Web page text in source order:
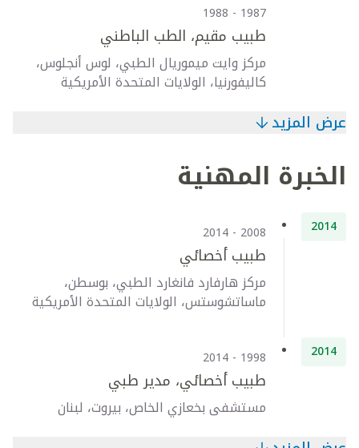
1987 - 1988
طبيب مقيم، الطب الباطني
مركز وايت ميموريال الطبي، لوس أنجلوس،
كاليفورنيا، الولايات المتحدة الأمريكية
عرض المزيد
الخبرة المهنية
2014
2008 - 2014
طبيب أخصائي
مركز هارفارد فانغارد الطبي، بوسطن،
ماساتشوستس، الولايات المتحدة الأمريكية
2014
1998 - 2014
طبيب أخصائي، مدير طبي
مستشفى بخعازي الخاص، بيروت، لبنان